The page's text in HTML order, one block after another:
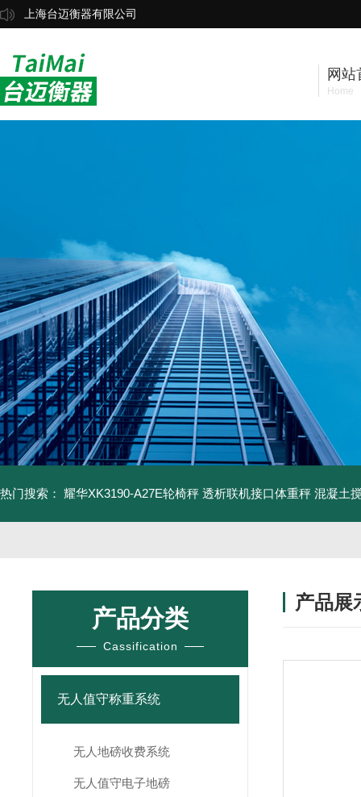
上海台迈衡器有限公司
网站
Home
热门搜索： 耀华XK3190-A27E轮椅秤 透析联机接口体重秤 混凝土
产品分类
Cassification
无人值守称重系统
无人地磅收费系统
无人值守电子地磅
产品展